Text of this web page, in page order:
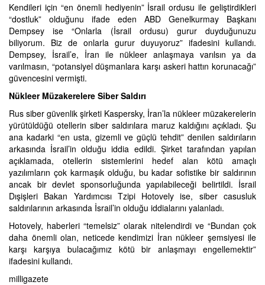
Kendileri için “en önemli hediyenin” İsrail ordusu ile geliştirdikleri
“dostluk” olduğunu ifade eden ABD Genelkurmay Başkanı
Dempsey ise “Onlarla (İsrail ordusu) gurur duyduğunuzu
biliyorum. Biz de onlarla gurur duyuyoruz” ifadesini kullandı.
Dempsey, İsrail’e, İran ile nükleer anlaşmaya varılsın ya da
varılmasın, “potansiyel düşmanlara karşı askeri hattın korunacağı”
güvencesini vermişti.
Nükleer Müzakerelere Siber Saldırı
Rus siber güvenlik şirketi Kaspersky, İran’la nükleer müzakerelerin
yürütüldüğü otellerin siber saldırılara maruz kaldığını açıkladı. Şu
ana kadarki “en usta, gizemli ve güçlü tehdit” denilen saldırıların
arkasında İsrail’in olduğu iddia edildi. Şirket tarafından yapılan
açıklamada, otellerin sistemlerini hedef alan kötü amaçlı
yazılımların çok karmaşık olduğu, bu kadar sofistike bir saldırının
ancak bir devlet sponsorluğunda yapılabileceği belirtildi. İsrail
Dışişleri Bakan Yardımcısı Tzipi Hotovely ise, siber casusluk
saldırılarının arkasında İsrail’in olduğu iddialarını yalanladı.
Hotovely, haberleri “temelsiz” olarak nitelendirdi ve “Bundan çok
daha önemli olan, neticede kendimizi İran nükleer şemsiyesi ile
karşı karşıya bulacağımız kötü bir anlaşmayı engellemektir”
ifadesini kullandı.
milligazete